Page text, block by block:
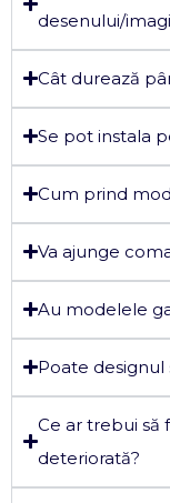
desenului/
Cât durează
Se pot instala
Cum prind
Va ajunge
Au modelele
Poate
Ce ar trebui să
deteriorată?